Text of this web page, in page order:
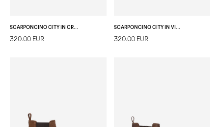
320.00 EUR 320.00 EUR